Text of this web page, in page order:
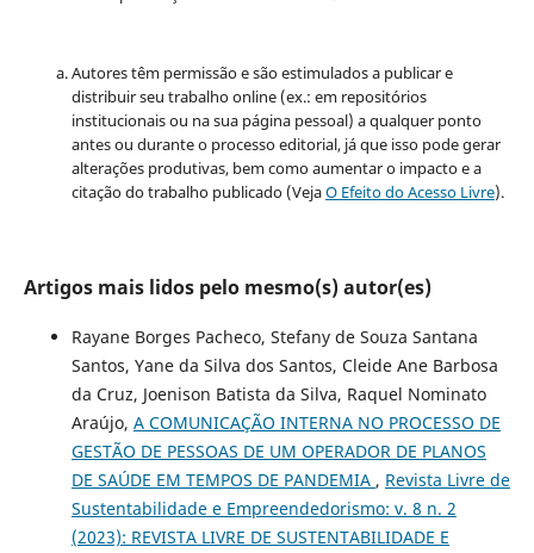
Autores têm permissão e são estimulados a publicar e
distribuir seu trabalho online (ex.: em repositórios
institucionais ou na sua página pessoal) a qualquer ponto
antes ou durante o processo editorial, já que isso pode gerar
alterações produtivas, bem como aumentar o impacto e a
citação do trabalho publicado (VejaO Efeito do Acesso Livre).
Artigos mais lidos pelo mesmo(s) autor(es)
Rayane Borges Pacheco, Stefany de Souza Santana
Santos, Yane da Silva dos Santos, Cleide Ane Barbosa
da Cruz, Joenison Batista da Silva, Raquel Nominato
Araújo, A COMUNICAÇÃO INTERNA NO PROCESSO DE
GESTÃO DE PESSOAS DE UM OPERADOR DE PLANOS
DE SAÚDE EM TEMPOS DE PANDEMIA , Revista Livre de
Sustentabilidade e Empreendedorismo: v. 8 n. 2
(2023): REVISTA LIVRE DE SUSTENTABILIDADE E